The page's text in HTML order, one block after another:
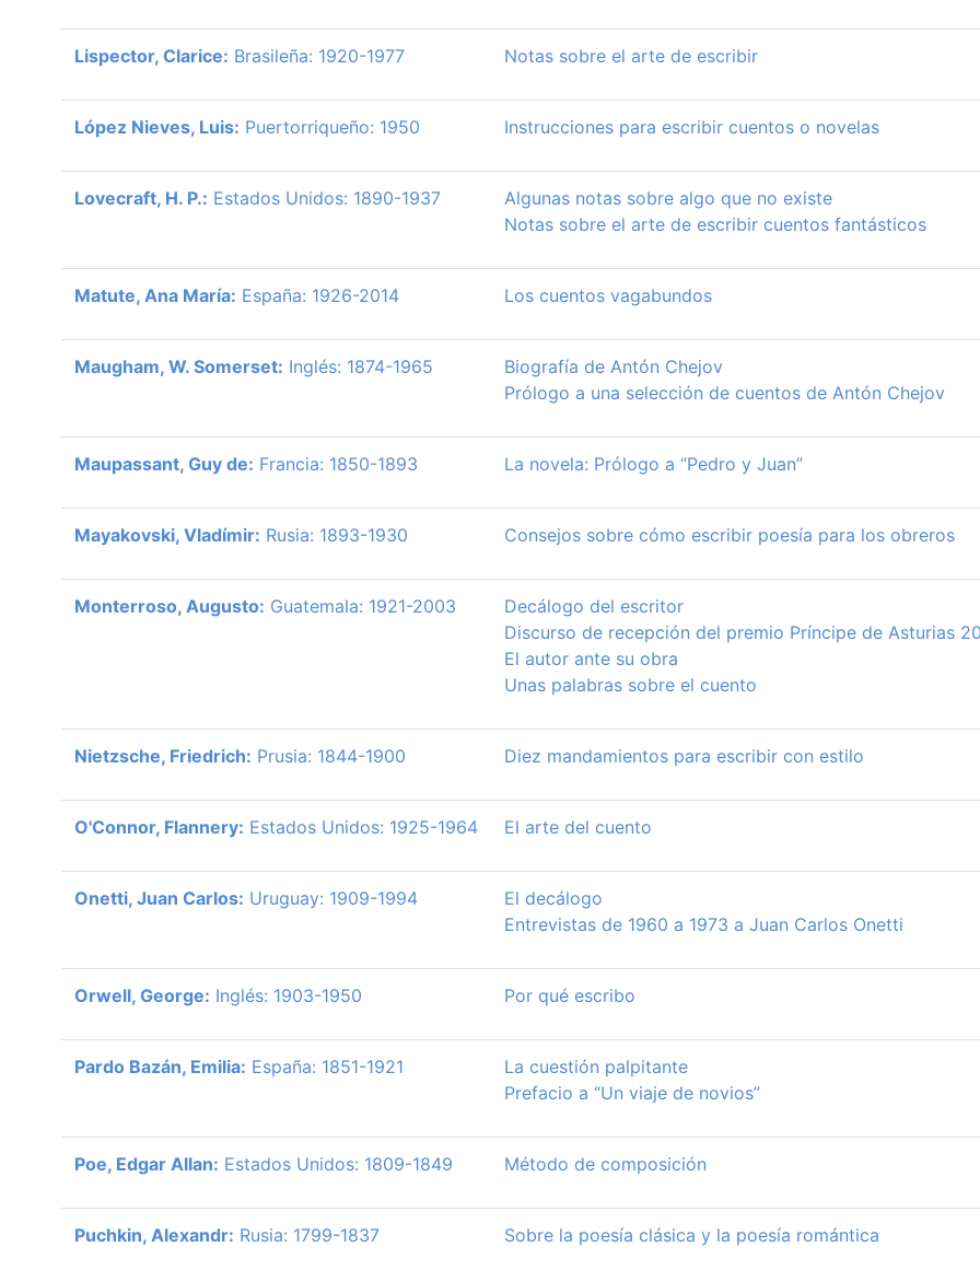
Lispector, Clarice: Brasileña: 1920-1977 Notas sobre el arte de escribir
López Nieves, Luis: Puertorriqueño: 1950 Instrucciones para escribir cuentos o novelas
Lovecraft, H. P.: Estados Unidos: 1890-1937
Algunas notas sobre algo que no existe
Notas sobre el arte de escribir cuentos fantásticos
Matute, Ana María: España: 1926-2014 Los cuentos vagabundos
Maugham, W. Somerset: Inglés: 1874-1965
Biografía de Antón Chejov
Prólogo a una selección de cuentos de Antón Chejov
Maupassant, Guy de: Francia: 1850-1893 La novela: Prólogo a “Pedro y Juan”
Mayakovski, Vladímir: Rusia: 1893-1930 Consejos sobre cómo escribir poesía para los obreros
Monterroso, Augusto: Guatemala: 1921-2003
Decálogo del escritor
Discurso de recepción del premio Príncipe de Asturias
El autor ante su obra
Unas palabras sobre el cuento
Nietzsche, Friedrich: Prusia: 1844-1900 Diez mandamientos para escribir con estilo
O'Connor, Flannery: Estados Unidos: 1925-1964 El arte del cuento
Onetti, Juan Carlos: Uruguay: 1909-1994
El decálogo
Entrevistas de 1960 a 1973 a Juan Carlos Onetti
Orwell, George: Inglés: 1903-1950 Por qué escribo
Pardo Bazán, Emilia: España: 1851-1921
La cuestión palpitante
Prefacio a “Un viaje de novios”
Poe, Edgar Allan: Estados Unidos: 1809-1849 Método de composición
Puchkin, Alexandr: Rusia: 1799-1837 Sobre la poesía clásica y la poesía romántica